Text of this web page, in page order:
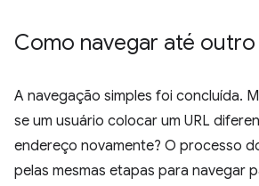
Como navegar até
A navegação simples foi concluída.
se um usuário colocar um URL
endereço novamente? O processo
pelas mesmas etapas para navegar